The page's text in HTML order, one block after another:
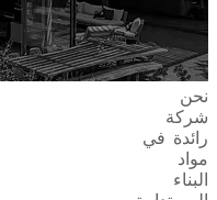
نحن
شركة
رائدة في
مواد
البناء